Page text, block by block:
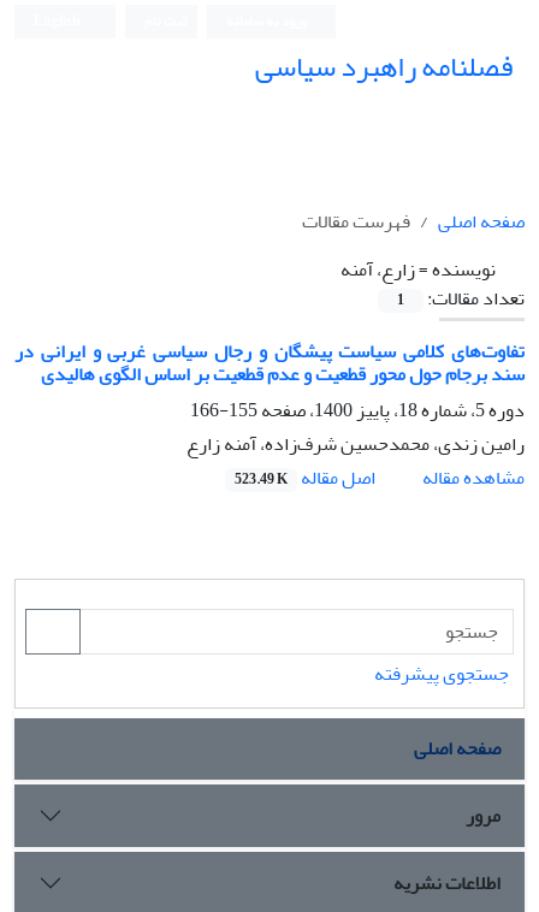
فصلنامه راهبرد سیاسی
صفحه اصلی
فهرست مقالات
نویسنده =زارع، آمنه
تعداد مقالات:
1
تفاوت‌های کلامی سیاست پیشگان و رجال سیاسی غربی و ایرانی در
سند برجام حول محور قطعیت و عدم قطعیت بر اساس الگوی هالیدی
دوره 5، شماره 18، پاییز 1400، صفحه
155-166
رامین زندی، محمدحسین شرف‌زاده، آمنه زارع
مشاهده مقاله
اصل مقاله 523.49 K
جستجوی پیشرفته
صفحه اصلی
مرور
اطلاعات نشریه